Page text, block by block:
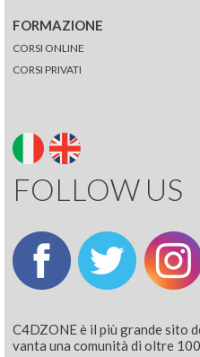
FORMAZIONE
CORSI ONLINE
CORSI PRIVATI
FOLLOW US
C4DZONE è il più grande sito
vanta una comunità di oltre